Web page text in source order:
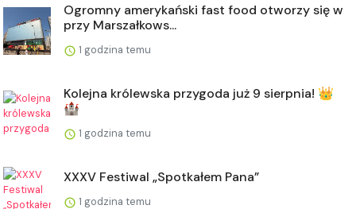
Ogromny amerykański fast food otworzy się w
przy Marszałkows...
1 godzina temu
Kolejna królewska przygoda już 9 sierpnia! 👑
🏰
1 godzina temu
XXXV Festiwal „Spotkałem Pana”
1 godzina temu